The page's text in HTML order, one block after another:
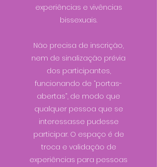
experiências e vivências
bissexuais.
Não precisa de inscrição,
nem de sinalização prévia
dos participantes,
funcionando de “portas-
abertas”, de modo que
qualquer pessoa que se
interessasse pudesse
participar. O espaço é de
troca e validação de
experiências para pessoas